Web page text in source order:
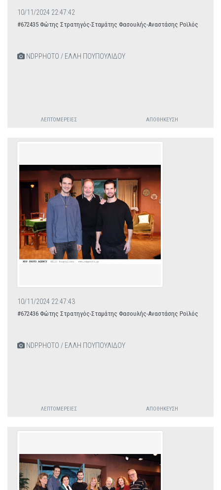
10/11/2024 22:47:42
#672435 Φώτης Στρατηγός-Σταμάτης Φασουλής-Αναστάσης Ροϊλός
NDPPHOTO / ΕΛΛΗ ΠΟΥΠΟΥΛΙΔΟΥ
ΛΕΠΤΟΜΈΡΕΙΕΣ ΑΠΟΘΉΚΕΥΣΗ
10/11/2024 22:47:43
#672436 Φώτης Στρατηγός-Σταμάτης Φασουλής-Αναστάσης Ροϊλός
NDPPHOTO / ΕΛΛΗ ΠΟΥΠΟΥΛΙΔΟΥ
ΛΕΠΤΟΜΈΡΕΙΕΣ ΑΠΟΘΉΚΕΥΣΗ